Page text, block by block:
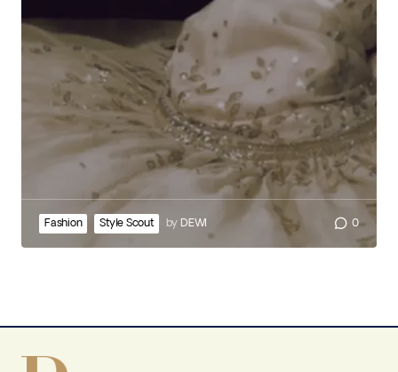
Fashion Style Scout by DEWI 0